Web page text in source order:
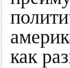
как